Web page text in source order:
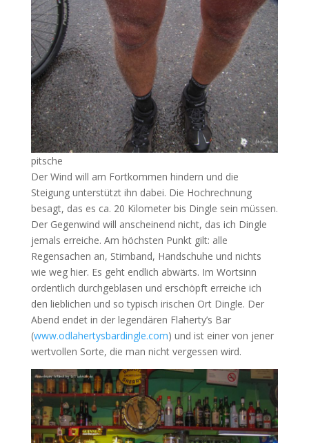
pitsche
Der Wind will am Fortkommen hindern und die
Steigung unterstützt ihn dabei. Die Hochrechnung
besagt, das es ca. 20 Kilometer bis Dingle sein müssen.
Der Gegenwind will anscheinend nicht, das ich Dingle
jemals erreiche. Am höchsten Punkt gilt: alle
Regensachen an, Stirnband, Handschuhe und nichts
wie weg hier. Es geht endlich abwärts. Im Wortsinn
ordentlich durchgeblasen und erschöpft erreiche ich
den lieblichen und so typisch irischen Ort Dingle. Der
Abend endet in der legendären Flaherty’s Bar
(www.odlahertysbardingle.com) und ist einer von jener
wertvollen Sorte, die man nicht vergessen wird.